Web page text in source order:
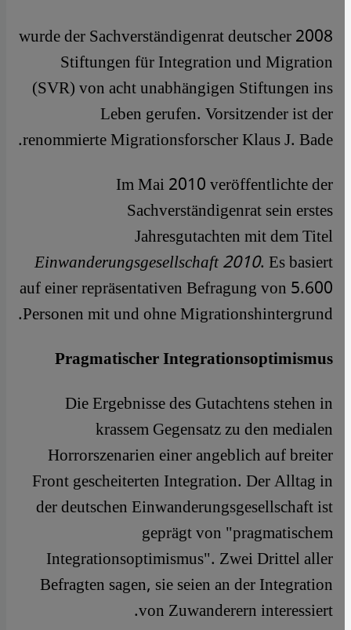
​​2008 wurde der Sachverständigenrat deutscher
Stiftungen für Integration und Migration
(SVR) von acht unabhängigen Stiftungen ins
Leben gerufen. Vorsitzender ist der
renommierte Migrationsforscher Klaus J. Bade.
Im Mai 2010 veröffentlichte der
Sachverständigenrat sein erstes
Jahresgutachten mit dem Titel
Einwanderungsgesellschaft 2010. Es basiert
auf einer repräsentativen Befragung von 5.600
Personen mit und ohne Migrationshintergrund.
Pragmatischer Integrationsoptimismus
Die Ergebnisse des Gutachtens stehen in
krassem Gegensatz zu den medialen
Horrorszenarien einer angeblich auf breiter
Front gescheiterten Integration. Der Alltag in
der deutschen Einwanderungsgesellschaft ist
geprägt von "pragmatischem
Integrationsoptimismus". Zwei Drittel aller
Befragten sagen, sie seien an der Integration
von Zuwanderern interessiert.